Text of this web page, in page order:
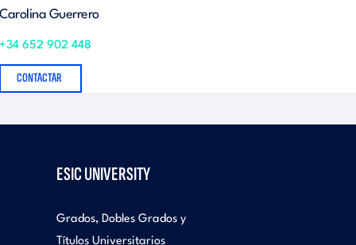
Carolina Guerrero
+34 652 902 448
CONTACTAR
ESIC UNIVERSITY
Grados, Dobles Grados y
Títulos Universitarios